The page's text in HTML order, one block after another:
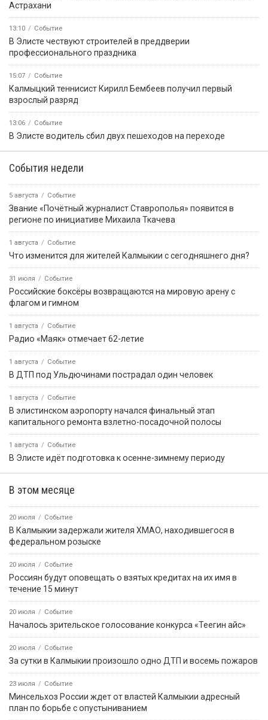
Астрахани
13:10 Событие
В Элисте чествуют строителей в преддверии
профессионального праздника
15:07 Событие
Калмыцкий теннисист Кирилл Бембеев получил первый
взрослый разряд
13:06 Событие
В Элисте водитель сбил двух пешеходов на переходе
События недели
5 августа Событие
Звание «Почётный журналист Ставрополья» появится в
регионе по инициативе Михаила Ткачева
1 августа Событие
Что изменится для жителей Калмыкии с сегодняшнего дня?
31 июля Событие
Российские боксёры возвращаются на мировую арену с
флагом и гимном
1 августа Событие
Радио «Маяк» отмечает 62-летие
1 августа Событие
В ДТП под Ульдючинами пострадал один человек
1 августа Событие
В элистинском аэропорту начался финальный этап
капитального ремонта взлетно-посадочной полосы
1 августа Событие
В Элисте идёт подготовка к осенне-зимнему периоду
В этом месяце
20 июля Событие
В Калмыкии задержали жителя ХМАО, находившегося в
федеральном розыске
20 июля Событие
Россиян будут оповещать о взятых кредитах на их имя в
течение 15 минут
20 июля Событие
Началось зрительское голосование конкурса «Теегин айс»
20 июля Событие
За сутки в Калмыкии произошло одно ДТП и восемь пожаров
23 июля Событие
Минсельхоз России ждет от властей Калмыкии адресный
план по борьбе с опустыниванием